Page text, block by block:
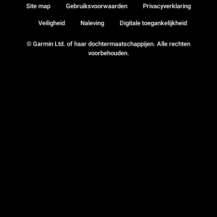
© Garmin Ltd. of haar dochtermaatschappijen. Alle rechten
voorbehouden.
Site map Gebruiksvoorwaarden Privacyverklaring
Veiligheid Naleving Digitale toegankelijkheid